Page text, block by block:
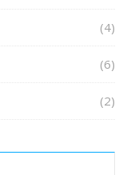
(4)
(6)
(2)